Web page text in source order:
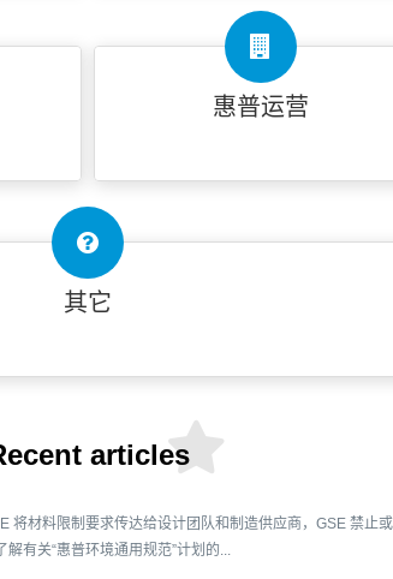
惠普运营
其它
articles
材料限制要求传达给设计团队和制造供应商，GSE 禁止
有关“惠普环境通用规范”计划的...